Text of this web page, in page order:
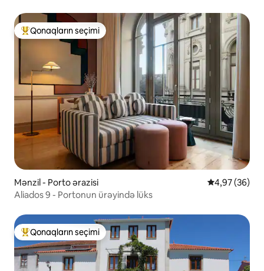
Populyar "Qonaqların seçimi"
Qonaqların seçimi
Mənzil - Porto ərazisi Ortalama
4,97 (36)
Aliados 9 - Portonun ürəyində lüks
Populyar "Qonaqların seçimi"
Qonaqların seçimi